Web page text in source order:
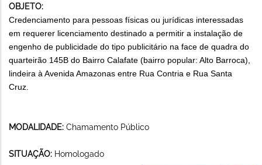
OBJETO:
Credenciamento para pessoas físicas ou jurídicas interessadas
em requerer licenciamento destinado a permitir a instalação de
engenho de publicidade do tipo publicitário na face de quadra do
quarteirão 145B do Bairro Calafate (bairro popular: Alto Barroca),
lindeira à Avenida Amazonas entre Rua Contria e Rua Santa
Cruz.
MODALIDADE: Chamamento Público
SITUAÇÃO: Homologado